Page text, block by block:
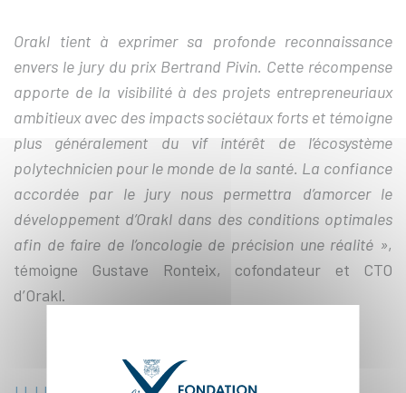
Orakl tient à exprimer sa profonde reconnaissance
envers le jury du prix Bertrand Pivin. Cette récompense
apporte de la visibilité à des projets entrepreneuriaux
ambitieux avec des impacts sociétaux forts et témoigne
plus généralement du vif intérêt de l’écosystème
polytechnicien pour le monde de la santé. La confiance
accordée par le jury nous permettra d’amorcer le
développement d’Orakl dans des conditions optimales
afin de faire de l’oncologie de précision une réalité »,
témoigne Gustave Ronteix, cofondateur et CTO
d’Orakl.